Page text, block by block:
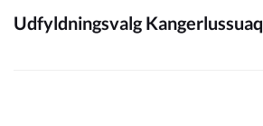
Kommuneplanen
Udfyldningsvalg Kangerlussuaq